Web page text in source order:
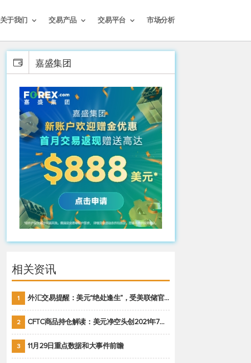
关于我们 交易产品 交易平台 市场分析
嘉盛集团
相关资讯
1 外汇交易提醒：美元“绝处逢生”，受美联储官员鹰派讲话支撑
2 CFTC商品持仓解读：美元净空头创2021年7月以来最大，黄金期货投机性净多头头寸减少
3 11月29日重点数据和大事件前瞻